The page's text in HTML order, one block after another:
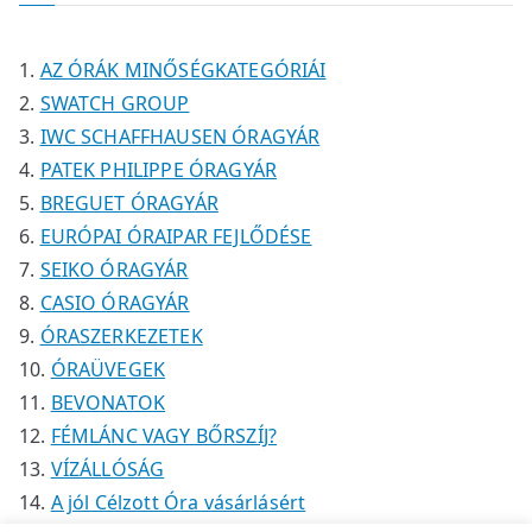
k
k
é
AZ ÓRÁK MINŐSÉGKATEGÓRIÁI
SWATCH GROUP
IWC SCHAFFHAUSEN ÓRAGYÁR
PATEK PHILIPPE ÓRAGYÁR
BREGUET ÓRAGYÁR
EURÓPAI ÓRAIPAR FEJLŐDÉSE
SEIKO ÓRAGYÁR
CASIO ÓRAGYÁR
ÓRASZERKEZETEK
ÓRAÜVEGEK
BEVONATOK
FÉMLÁNC VAGY BŐRSZÍJ?
VÍZÁLLÓSÁG
A jól Célzott Óra vásárlásért